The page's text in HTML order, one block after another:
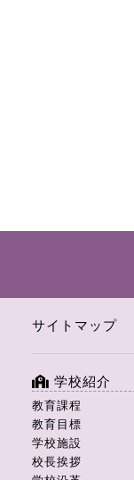
サイトマップ
学校紹介
教育課程
教育目標
学校施設
校長挨拶